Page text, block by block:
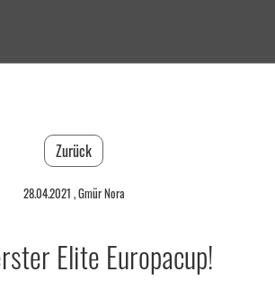
Zurück
28.04.2021 , Gmür Nora
Elite Europacup!